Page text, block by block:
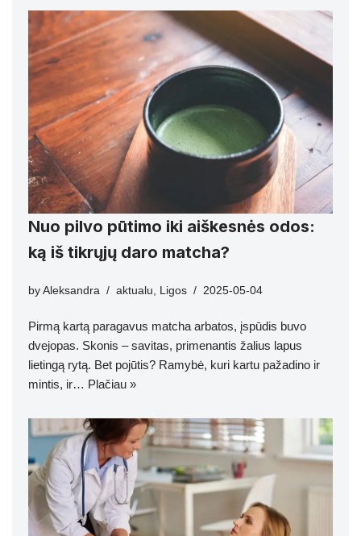
Nuo pilvo pūtimo iki aiškesnės odos:
ką iš tikrųjų daro matcha?
by Aleksandra aktualu Ligos 2025-05-04
Pirmą kartą paragavus matcha arbatos, įspūdis buvo
dvejopas. Skonis – savitas, primenantis žalius lapus
lietingą rytą. Bet pojūtis? Ramybė, kuri kartu pažadino ir
mintis, ir… Plačiau »